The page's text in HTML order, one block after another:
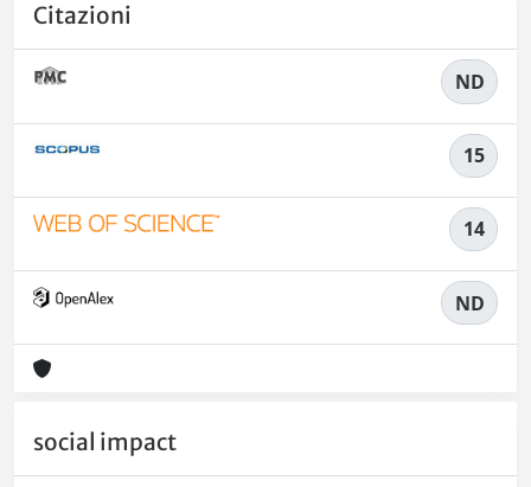
Citazioni
ND
15
14
ND
social impact